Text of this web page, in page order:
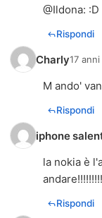
@Ildona: :D
Rispondi
Charly17
M ando'
Rispondi
iphone
la nokia è
Rispondi